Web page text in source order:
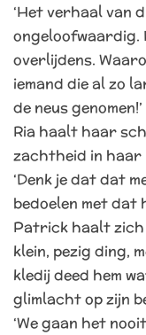
‘Het verhaal van
ongeloofwaardig.
overlijdens.
iemand die al zo
de neus genomen!’
Ria haalt haar
zachtheid in haar
‘Denk je dat dat
bedoelen met dat
Patrick haalt zich
klein, pezig ding,
kledij deed hem
glimlacht op zijn
‘We gaan het